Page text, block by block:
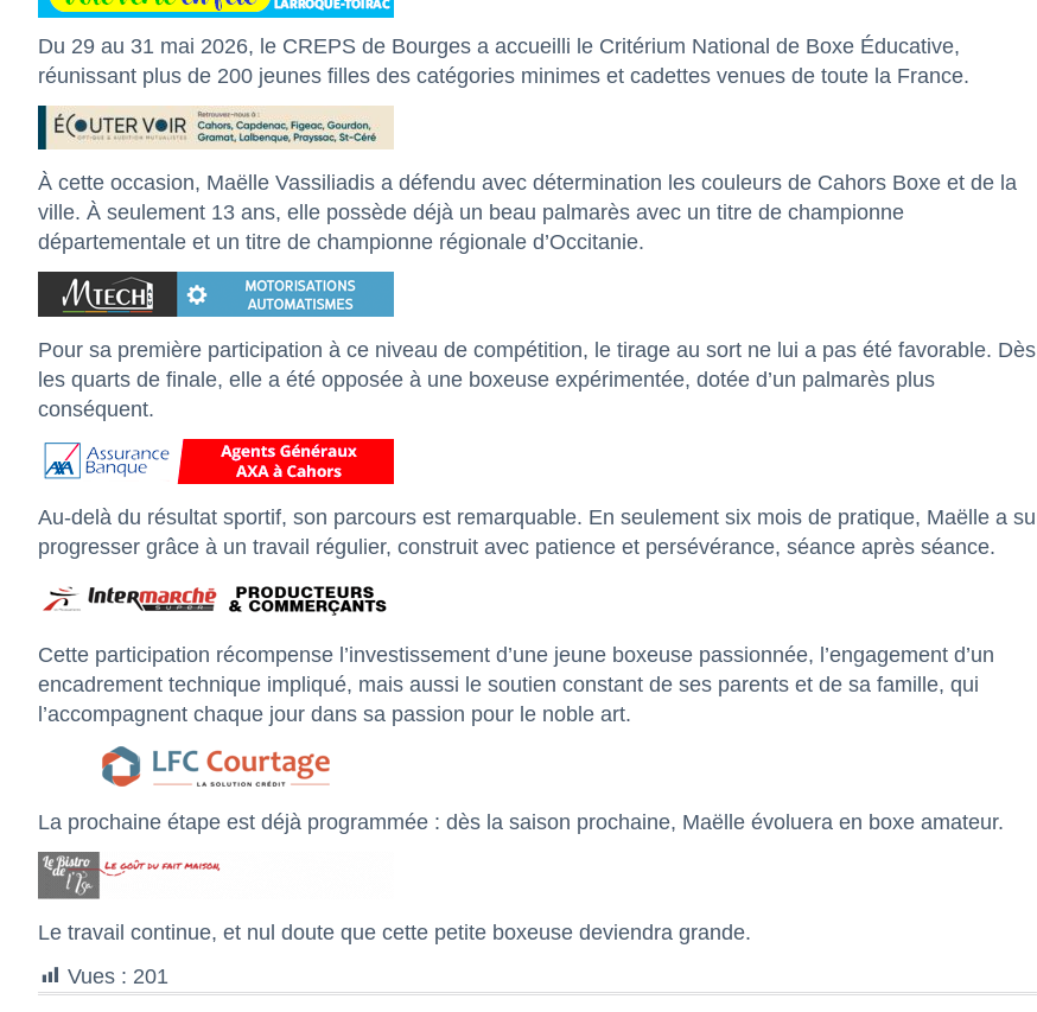
Du 29 au 31 mai 2026, le CREPS de Bourges a accueilli le Critérium National de Boxe Éducative,
réunissant plus de 200 jeunes filles des catégories minimes et cadettes venues de toute la France.
À cette occasion, Maëlle Vassiliadis a défendu avec détermination les couleurs de Cahors Boxe et de la
ville. À seulement 13 ans, elle possède déjà un beau palmarès avec un titre de championne
départementale et un titre de championne régionale d’Occitanie.
Pour sa première participation à ce niveau de compétition, le tirage au sort ne lui a pas été favorable. Dès
les quarts de finale, elle a été opposée à une boxeuse expérimentée, dotée d’un palmarès plus
conséquent.
Au-delà du résultat sportif, son parcours est remarquable. En seulement six mois de pratique, Maëlle a su
progresser grâce à un travail régulier, construit avec patience et persévérance, séance après séance.
Cette participation récompense l’investissement d’une jeune boxeuse passionnée, l’engagement d’un
encadrement technique impliqué, mais aussi le soutien constant de ses parents et de sa famille, qui
l’accompagnent chaque jour dans sa passion pour le noble art.
La prochaine étape est déjà programmée : dès la saison prochaine, Maëlle évoluera en boxe amateur.
Le travail continue, et nul doute que cette petite boxeuse deviendra grande.
Vues : 201